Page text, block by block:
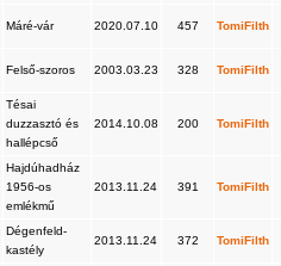
Máré-vár 2020.07.10 457 TomiFilth
Felső-szoros 2003.03.23 328 TomiFilth
Tésai
duzzasztó és
hallépcső
2014.10.08 200 TomiFilth
Hajdúhadház
1956-os
emlékmű
2013.11.24 391 TomiFilth
Dégenfeld-
kastély
2013.11.24 372 TomiFilth